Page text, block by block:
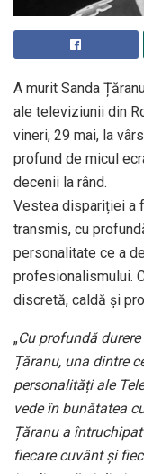
A murit Sanda
ale televiziunii din
vineri, 29 mai, la
profund de micul
decenii la rând.
Vestea dispariției a
transmis, cu
personalitate ce a
profesionalismului.
discretă, caldă și
„Cu profundă
Țăranu, una dintre
personalități ale
vede în bunătatea
Țăranu a
fiecare cuvânt și